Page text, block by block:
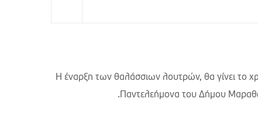
H έναρξη των θαλάσσιων λουτρών, θα γίνει το
.Παντελεήμονα του Δήμου